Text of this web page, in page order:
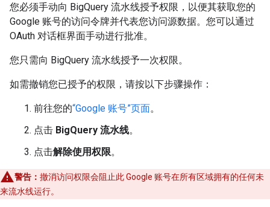
您必须手动向 BigQuery 流水线授予权限，以便其获取您的
Google 账号的访问令牌并代表您访问源数据。您可以通过
OAuth 对话框界面手动进行批准。
您只需向 BigQuery 流水线授予一次权限。
如需撤销您已授予的权限，请按以下步骤操作：
前往您的“Google 账号”页面。
点击 BigQuery 流水线。
点击解除使用权限。
警告： 撤消访问权限会阻止此 Google 账号在所有区域拥有的任何未
来流水线运行。